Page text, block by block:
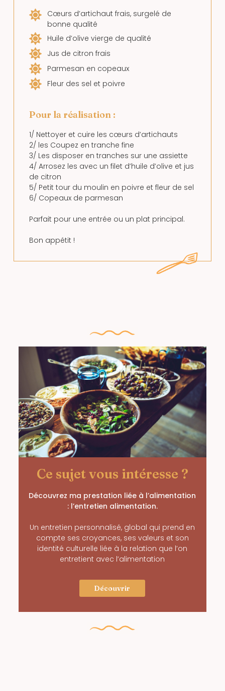
Cœurs d’artichaut frais, surgelé de
bonne qualité
Huile d’olive vierge de qualité
Jus de citron frais
Parmesan en copeaux
Fleur des sel et poivre
Pour la réalisation :
1/ Nettoyer et cuire les cœurs d’artichauts
2/ les Coupez en tranche fine
3/ Les disposer en tranches sur une assiette
4/ Arrosez les avec un filet d’huile d’olive et jus
de citron
5/ Petit tour du moulin en poivre et fleur de sel
6/ Copeaux de parmesan
Parfait pour une entrée ou un plat principal.
Bon appétit !
Ce sujet vous intéresse ?
Découvrez ma prestation liée à l’alimentation
: l’entretien alimentation.
Un entretien personnalisé, global qui prend en
compte ses croyances, ses valeurs et son
identité culturelle liée à la relation que l’on
entretient avec l’alimentation
Découvrir